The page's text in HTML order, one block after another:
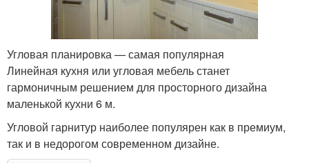
Угловая планировка — самая популярная
Линейная кухня или угловая мебель станет
гармоничным решением для просторного дизайна
маленькой кухни 6 м.
Угловой гарнитур наиболее популярен как в премиум,
так и в недорогом современном дизайне.